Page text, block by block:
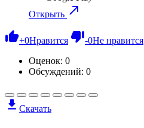
Открыть
+0Нравится -0Не нравится
Оценок: 0
Обсуждений: 0
Скачать